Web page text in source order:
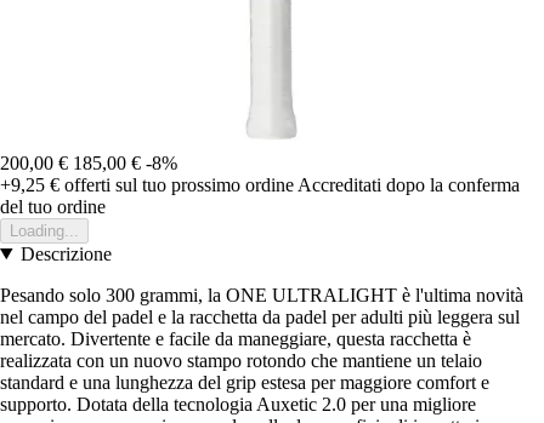
200,00 € 185,00 € -8%
+9,25 € offerti sul tuo prossimo ordine Accreditati dopo la conferma
del tuo ordine
Loading...
Descrizione
Pesando solo 300 grammi, la ONE ULTRALIGHT è l'ultima novità
nel campo del padel e la racchetta da padel per adulti più leggera sul
mercato. Divertente e facile da maneggiare, questa racchetta è
realizzata con un nuovo stampo rotondo che mantiene un telaio
standard e una lunghezza del grip estesa per maggiore comfort e
supporto. Dotata della tecnologia Auxetic 2.0 per una migliore